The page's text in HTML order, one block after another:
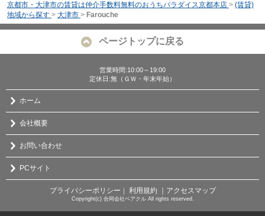
京都市・大津市の賃貸は仲介手数料無料のおうちパラダイス京都本店 > (賃貸)
地域から探す > 大津市 > Farouche
ページトップに戻る
営業時間:10:00～19:00
定休日:無（ＧＷ・年末年始）
ホーム
会社概要
お問い合わせ
PCサイト
プライバシーポリシー 利用規約 ｜アクセスマップ
Copyright(c) 合同会社ベアクル All rights reserved.